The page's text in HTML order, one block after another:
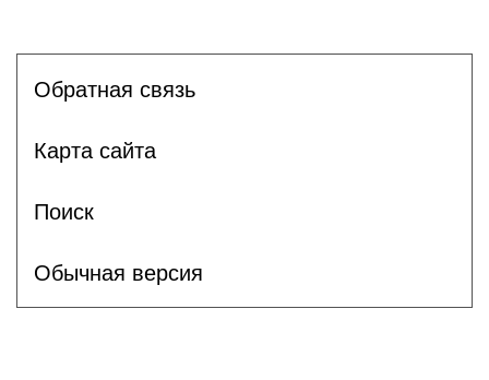
Обратная связь
Карта сайта
Поиск
Обычная версия